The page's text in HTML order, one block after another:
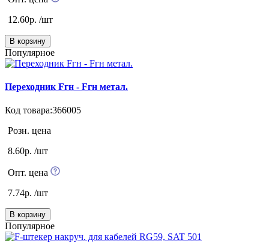
12.60р. /шт
В корзину
Популярное
Переходник Fгн - Fгн метал.
Код товара:366005
Розн. цена
8.60р. /шт
Опт. цена
7.74р. /шт
В корзину
Популярное